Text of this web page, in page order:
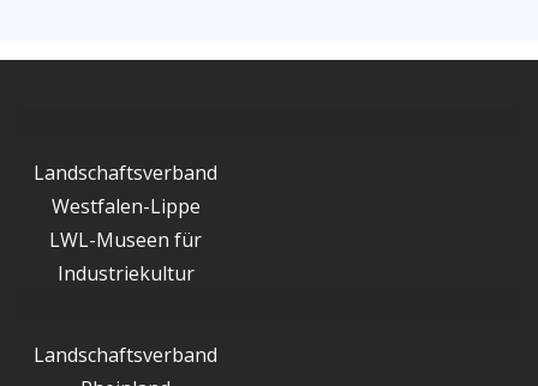
Landschaftsverband
Westfalen-Lippe
LWL-Museen für
Industriekultur
Landschaftsverband